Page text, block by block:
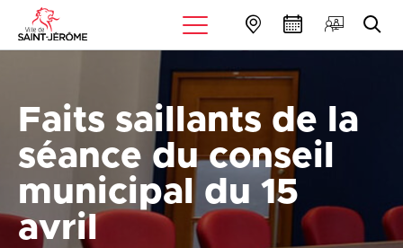
Faits saillants de la
séance du conseil
municipal du 15
avril